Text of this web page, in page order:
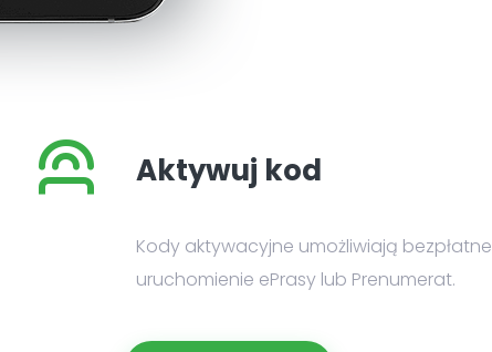
Aktywuj kod
Kody aktywacyjne umożliwiają bezpłatne
uruchomienie ePrasy lub Prenumerat.